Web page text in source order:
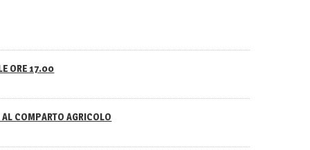
ORE 17.00
COMPARTO AGRICOLO